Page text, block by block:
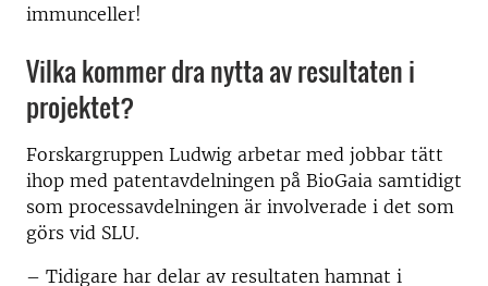
immunceller!
Vilka kommer dra nytta av resultaten i
projektet?
Forskargruppen Ludwig arbetar med jobbar tätt
ihop med patentavdelningen på BioGaia samtidigt
som processavdelningen är involverade i det som
görs vid SLU.
– Tidigare har delar av resultaten hamnat i